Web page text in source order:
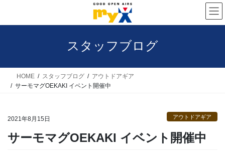
スタッフブログ
HOME スタッフブログ
アウトドアギア
サーモマグOEKAKI イベント開催中
2021年8月15日 アウトドアギア
サーモマグOEKAKI イベント開催中